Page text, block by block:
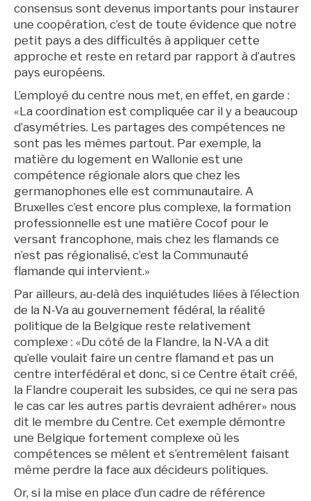
consensus sont devenus importants pour instaurer
une coopération, c’est de toute évidence que notre
petit pays a des difficultés à appliquer cette
approche et reste en retard par rapport à d’autres
pays européens.
L’employé du centre nous met, en effet, en garde :
«La coordination est compliquée car il y a beaucoup
d’asymétries. Les partages des compétences ne
sont pas les mêmes partout. Par exemple, la
matière du logement en Wallonie est une
compétence régionale alors que chez les
germanophones elle est communautaire. A
Bruxelles c’est encore plus complexe, la formation
professionnelle est une matière Cocof pour le
versant francophone, mais chez les flamands ce
n’est pas régionalisé, c’est la Communauté
flamande qui intervient.»
Par ailleurs, au-delà des inquiétudes liées à l’élection
de la N-Va au gouvernement fédéral, la réalité
politique de la Belgique reste relativement
complexe : «Du côté de la Flandre, la N-VA a dit
qu’elle voulait faire un centre flamand et pas un
centre interfédéral et donc, si ce Centre était créé,
la Flandre couperait les subsides, ce qui ne sera pas
le cas car les autres partis devraient adhérer» nous
dit le membre du Centre. Cet exemple démontre
une Belgique fortement complexe où les
compétences se mêlent et s’entremêlent faisant
même perdre la face aux décideurs politiques.
Or, si la mise en place d’un cadre de référence